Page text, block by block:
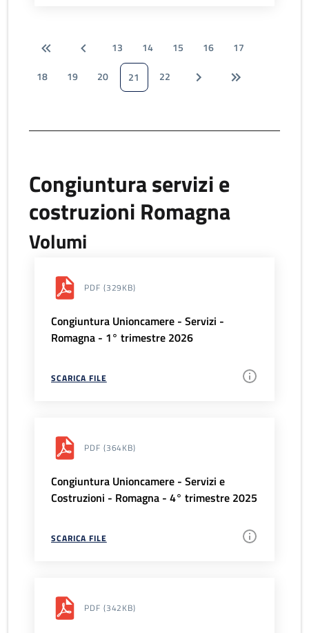
13 14 15 16
17
18
19 20 21 22
Congiuntura servizi e
costruzioni Romagna
Volumi
PDF (329KB)
Congiuntura Unioncamere - Servizi -
Romagna - 1° trimestre 2026
SCARICA FILE
PDF (364KB)
Congiuntura Unioncamere - Servizi e
Costruzioni - Romagna - 4° trimestre 2025
SCARICA FILE
PDF (342KB)